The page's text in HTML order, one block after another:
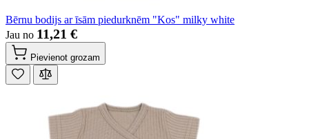
Bērnu bodijs ar īsām piedurknēm "Kos" milky white
Jau no 11,21 €
Pievienot grozam